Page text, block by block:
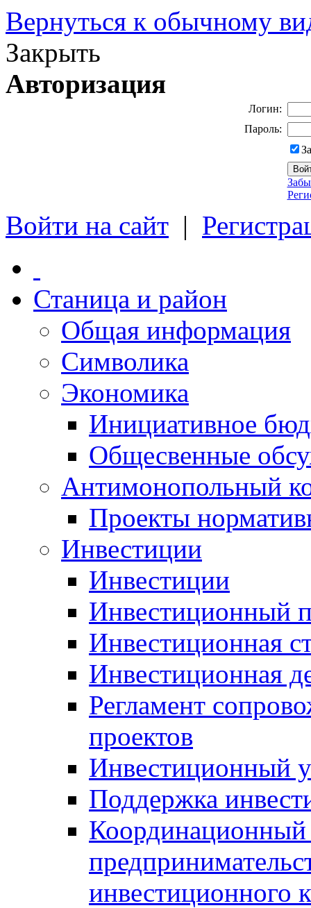
Вернуться к обычному
Закрыть
Авторизация
Логин:
Пароль:
Войти на сайт |
Станица и район
Общая информация
Символика
Экономика
Инициативное
Общесвенные
Антимонопольный
Проекты
Инвестиции
Инвестиции
Инвестиционный
Инвестиционная
Инвестиционная
Регламент
проектов
Инвестиционный
Поддержка
Координационный
инвестиционного